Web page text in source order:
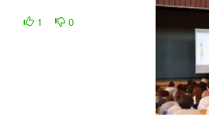
1 0